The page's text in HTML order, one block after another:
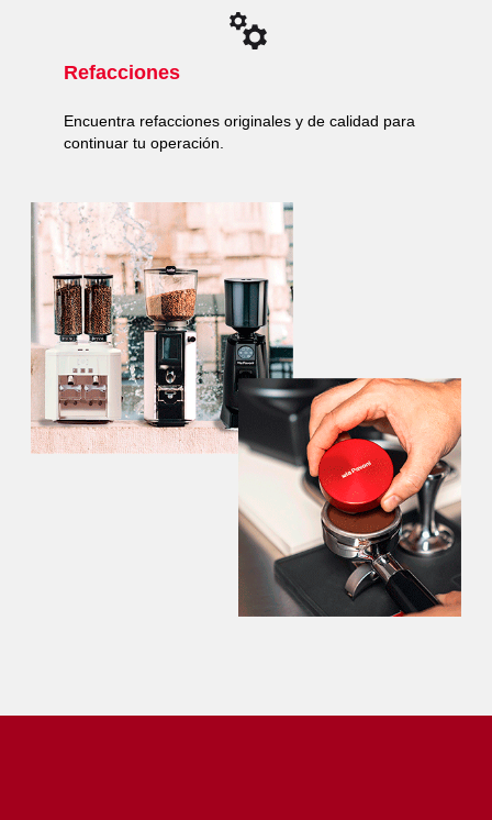
Refacciones
Encuentra refacciones originales y de calidad para
continuar tu operación.